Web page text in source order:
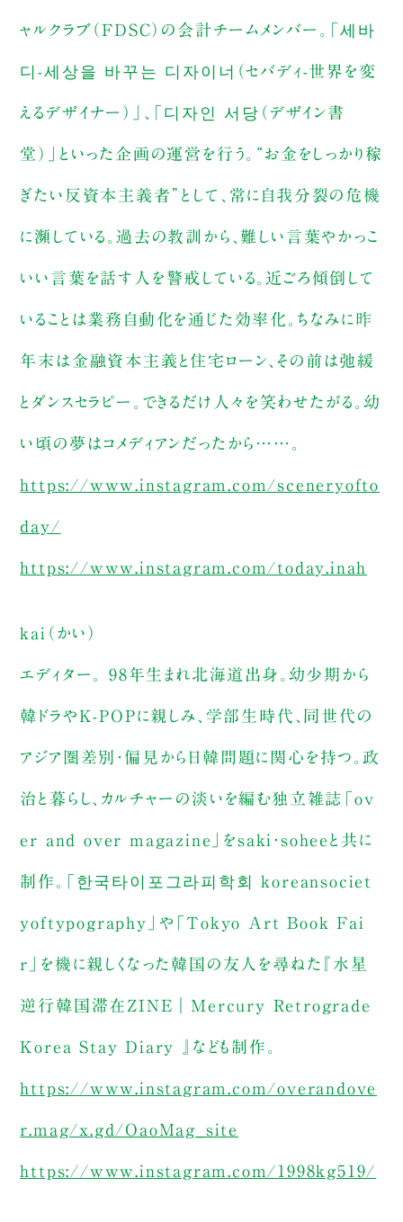
ャルクラブ（FDSC）の会計チームメンバー。「세바
디-세상을 바꾸는 디자이너（セバディ-世界を変
えるデザイナー）」、「디자인 서당（デザイン書
堂）」といった企画の運営を行う。“お金をしっかり稼
ぎたい反資本主義者”として、常に自我分裂の危機
に瀕している。過去の教訓から、難しい言葉やかっこ
いい言葉を話す人を警戒している。近ごろ傾倒して
いることは業務自動化を通じた効率化。ちなみに昨
年末は金融資本主義と住宅ローン、その前は弛緩
とダンスセラピー。できるだけ人々を笑わせたがる。幼
い頃の夢はコメディアンだったから……。
https://www.instagram.com/sceneryofto
day/
https://www.instagram.com/today.inah
kai（かい）
エディター。 98年生まれ北海道出身。幼少期から
韓ドラやK-POPに親しみ、学部生時代、同世代の
アジア圏差別・偏見から日韓問題に関心を持つ。政
治と暮らし、カルチャーの淡いを編む独立雑誌「ov
er and over magazine」をsaki・soheeと共に
制作。「한국타이포그라피학회 koreansociet
yoftypography」や「Tokyo Art Book Fai
r」を機に親しくなった韓国の友人を尋ねた『水星
逆行韓国滞在ZINE｜Mercury Retrograde
Korea Stay Diary 』なども制作。
https://www.instagram.com/overandove
r.mag/x.gd/OaoMag_site
https://www.instagram.com/1998kg519/